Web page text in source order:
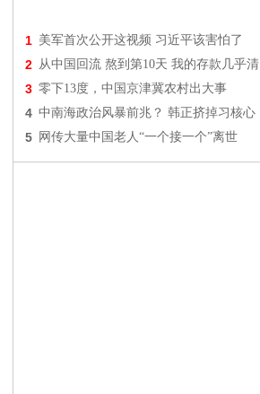
1 美军首次公开这视频 习近平该害怕了
2 从中国回流 熬到第10天 我的存款几乎清
3 零下13度，中国京津冀农村出大事
4 中南海政治风暴前兆？ 韩正挤掉习核心
5 网传大量中国老人“一个接一个”离世